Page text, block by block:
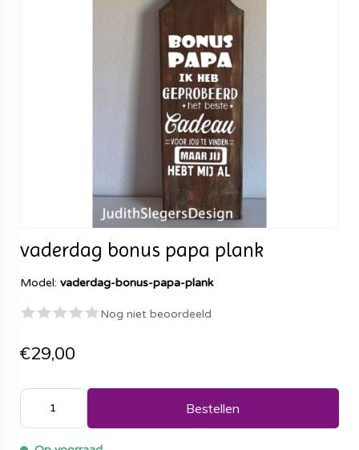
vaderdag bonus papa plank
Model: vaderdag-bonus-papa-plank
Nog niet beoordeeld
€29,00
Bestellen